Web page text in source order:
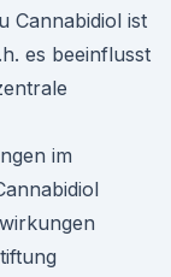
Cannabidiol ist
es beeinflusst
im